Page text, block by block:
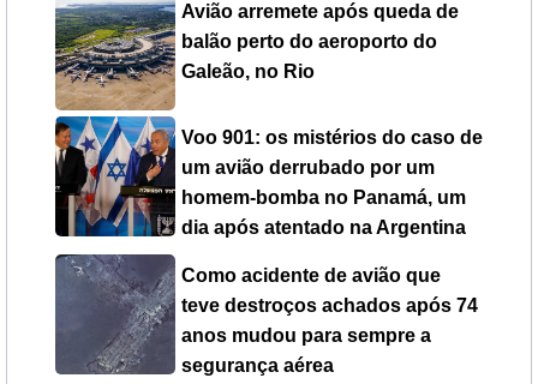
Avião arremete após queda de
balão perto do aeroporto do
Galeão, no Rio
Voo 901: os mistérios do caso de
um avião derrubado por um
homem-bomba no Panamá, um
dia após atentado na Argentina
Como acidente de avião que
teve destroços achados após 74
anos mudou para sempre a
segurança aérea